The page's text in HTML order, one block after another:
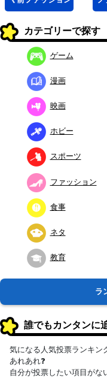
カテゴリーで探す
ゲーム
漫画
映画
ホビー
スポーツ
ファッション
食事
ネタ
教育
ラ
誰でもカンタンに
気になる人気投票ランキン
あれあれ❓
自分が投票したい項目がな